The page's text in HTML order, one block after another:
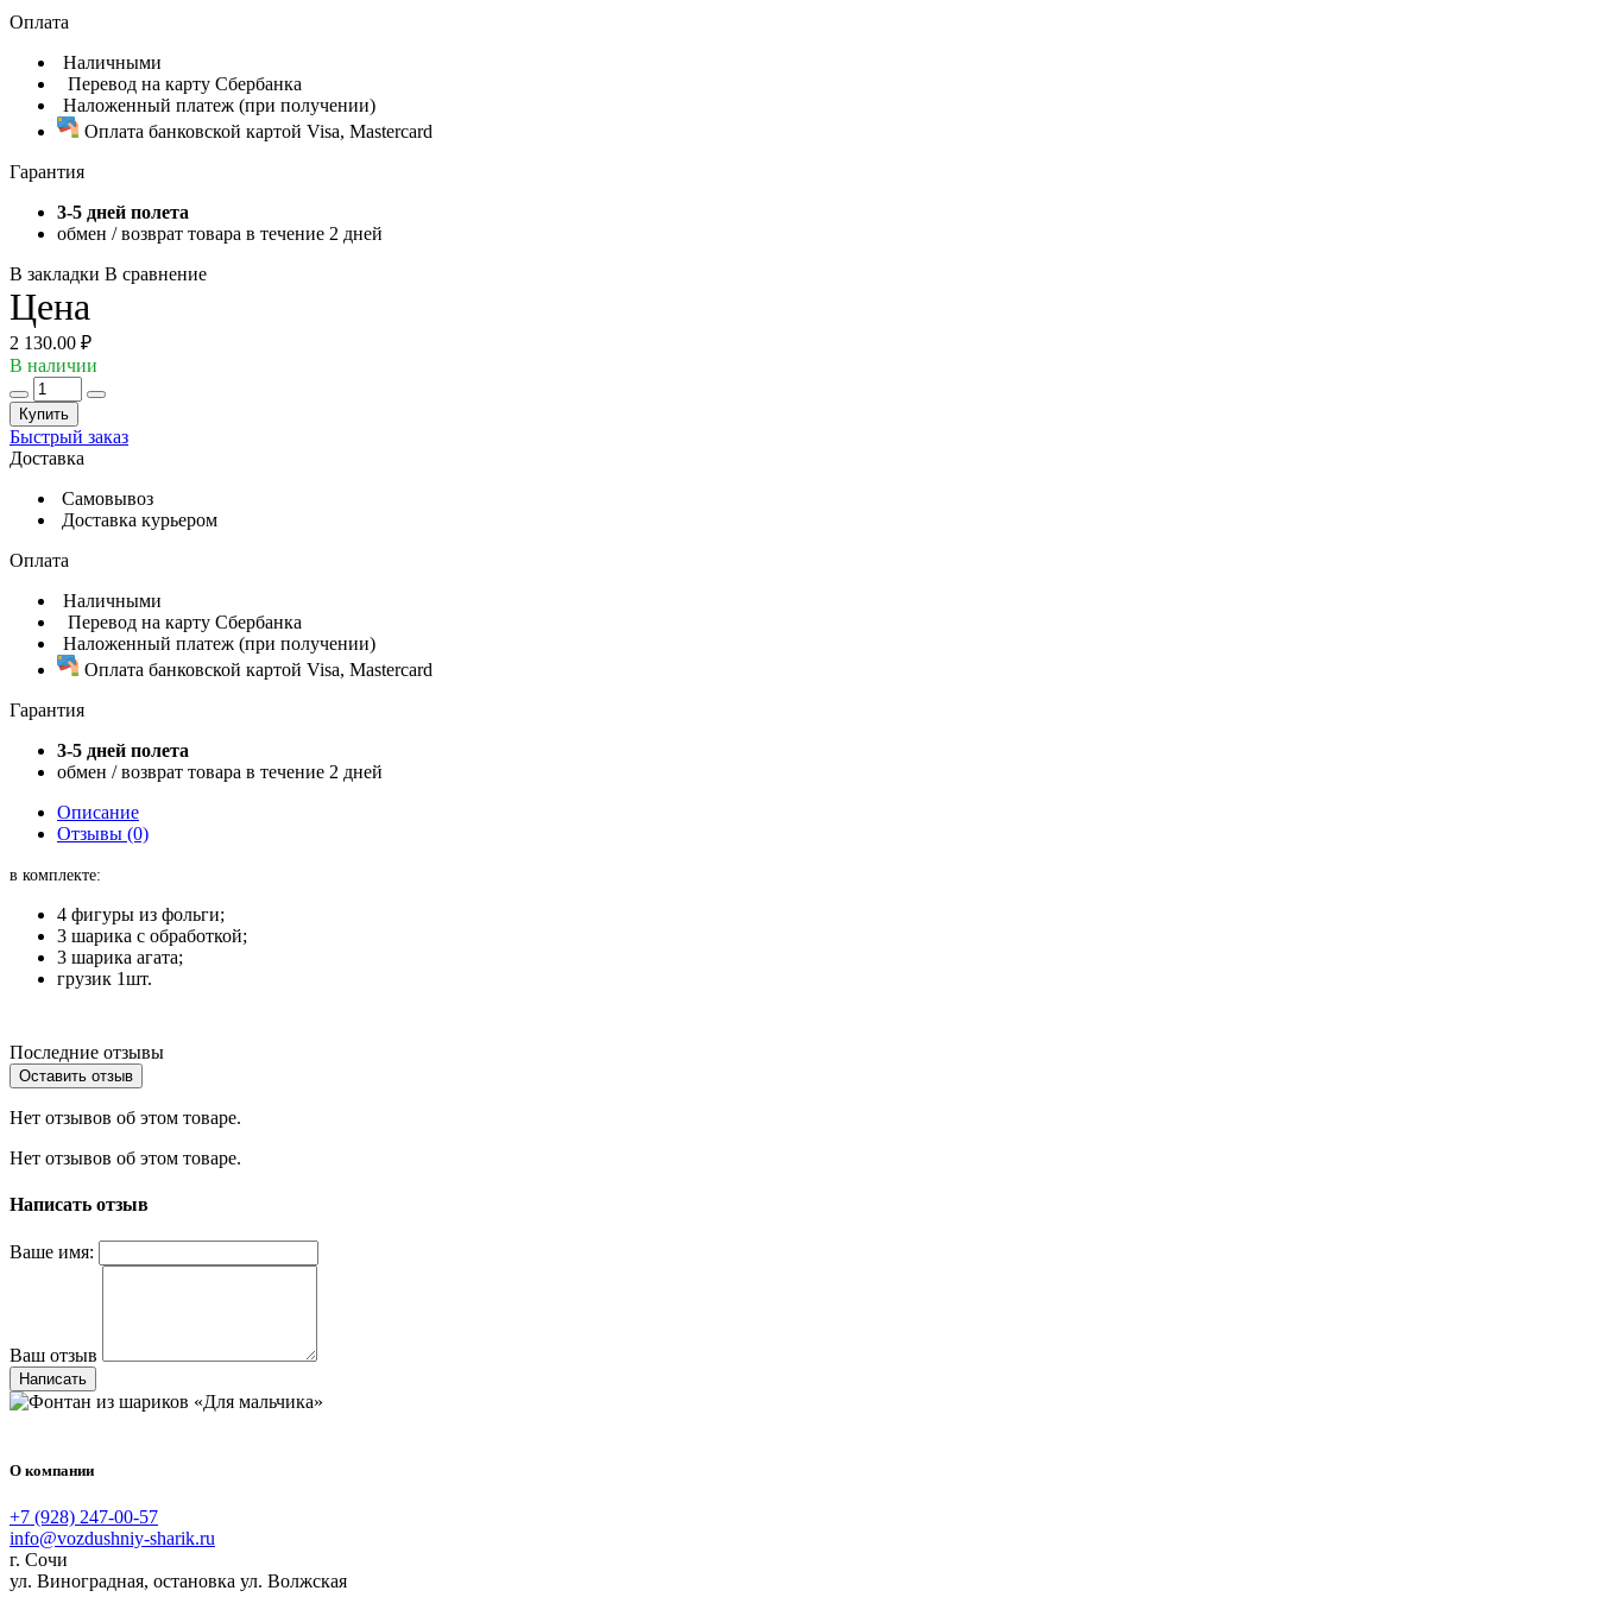
Оплата
Наличными
Перевод на карту Сбербанка
Наложенный платеж (при получении)
Оплата банковской картой Visa, Mastercard
Гарантия
3-5 дней полета
обмен / возврат товара в течение 2 дней
В закладки В сравнение
Цена
2 130.00 ₽
В наличии
Купить
Быстрый заказ
Доставка
Самовывоз
Доставка курьером
Оплата
Наличными
Перевод на карту Сбербанка
Наложенный платеж (при получении)
Оплата банковской картой Visa, Mastercard
Гарантия
3-5 дней полета
обмен / возврат товара в течение 2 дней
Описание
Отзывы (0)
в комплекте:
4 фигуры из фольги;
3 шарика с обработкой;
3 шарика агата;
грузик 1шт.
Последние отзывы
Оставить отзыв
Нет отзывов об этом товаре.
Нет отзывов об этом товаре.
Написать отзыв
Ваше имя:
Ваш отзыв
Написать
О компании
+7 (928) 247-00-57
info@vozdushniy-sharik.ru
г. Сочи
ул. Виноградная, остановка ул. Волжская